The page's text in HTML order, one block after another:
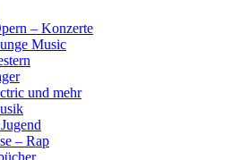
– Konzerte
Music
und mehr
– Rap